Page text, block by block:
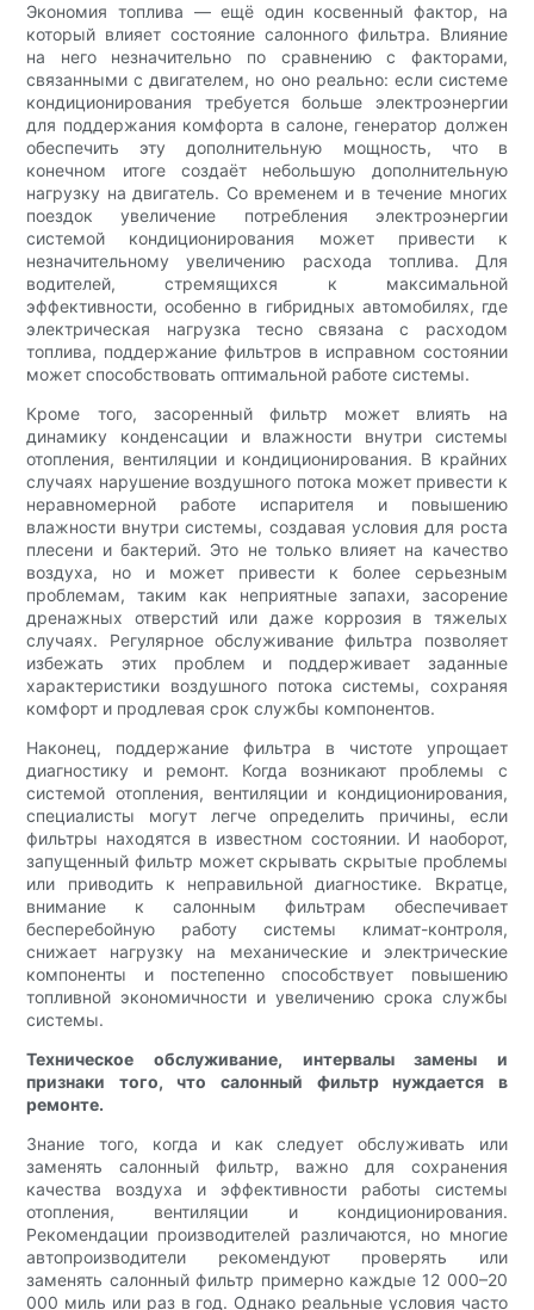
Экономия топлива — ещё один косвенный фактор, на
который влияет состояние салонного фильтра. Влияние
на него незначительно по сравнению с факторами,
связанными с двигателем, но оно реально: если системе
кондиционирования требуется больше электроэнергии
для поддержания комфорта в салоне, генератор должен
обеспечить эту дополнительную мощность, что в
конечном итоге создаёт небольшую дополнительную
нагрузку на двигатель. Со временем и в течение многих
поездок увеличение потребления электроэнергии
системой кондиционирования может привести к
незначительному увеличению расхода топлива. Для
водителей, стремящихся к максимальной
эффективности, особенно в гибридных автомобилях, где
электрическая нагрузка тесно связана с расходом
топлива, поддержание фильтров в исправном состоянии
может способствовать оптимальной работе системы.
Кроме того, засоренный фильтр может влиять на
динамику конденсации и влажности внутри системы
отопления, вентиляции и кондиционирования. В крайних
случаях нарушение воздушного потока может привести к
неравномерной работе испарителя и повышению
влажности внутри системы, создавая условия для роста
плесени и бактерий. Это не только влияет на качество
воздуха, но и может привести к более серьезным
проблемам, таким как неприятные запахи, засорение
дренажных отверстий или даже коррозия в тяжелых
случаях. Регулярное обслуживание фильтра позволяет
избежать этих проблем и поддерживает заданные
характеристики воздушного потока системы, сохраняя
комфорт и продлевая срок службы компонентов.
Наконец, поддержание фильтра в чистоте упрощает
диагностику и ремонт. Когда возникают проблемы с
системой отопления, вентиляции и кондиционирования,
специалисты могут легче определить причины, если
фильтры находятся в известном состоянии. И наоборот,
запущенный фильтр может скрывать скрытые проблемы
или приводить к неправильной диагностике. Вкратце,
внимание к салонным фильтрам обеспечивает
бесперебойную работу системы климат-контроля,
снижает нагрузку на механические и электрические
компоненты и постепенно способствует повышению
топливной экономичности и увеличению срока службы
системы.
Техническое обслуживание, интервалы замены и
признаки того, что салонный фильтр нуждается в
ремонте.
Знание того, когда и как следует обслуживать или
заменять салонный фильтр, важно для сохранения
качества воздуха и эффективности работы системы
отопления, вентиляции и кондиционирования.
Рекомендации производителей различаются, но многие
автопроизводители рекомендуют проверять или
заменять салонный фильтр примерно каждые 12 000–20
000 миль или раз в год. Однако реальные условия часто